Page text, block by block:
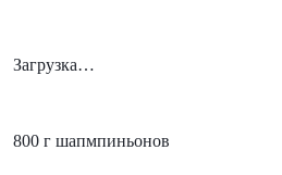
Загрузка…
800 г шапмпиньонов